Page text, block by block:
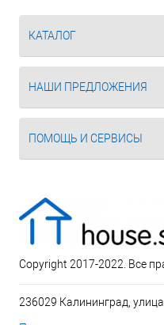
КАТАЛОГ
НАШИ ПРЕДЛОЖЕНИЯ
ПОМОЩЬ И СЕРВИСЫ
Copyright 2017-2022. Все
236029 Калининград,